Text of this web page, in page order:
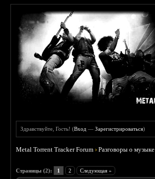
Здравствуйте, Гость! (Вход —Зарегистрироваться)
Metal Torrent Tracker Forum ›Разговоры о музыке
Страницы (2): 1 2 Следующая »